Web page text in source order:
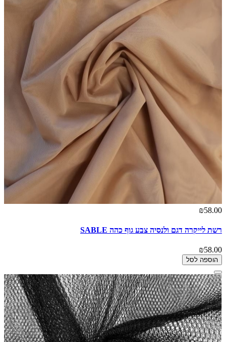
₪58.00
רשת לייקרה דגם ולנסיה צבע גוף כהה SABLE
₪58.00
הוספה לסל